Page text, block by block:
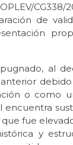
CG338/
de
al
o como
encuentra
fue
y